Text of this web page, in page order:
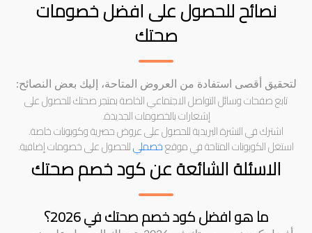
نصائح للحصول على افضل خصومات
صحتك
لتحقيق أقصى استفادة من العروض المتاحة، إليك بعض النصائح:
تابع صفحات وسائل التواصل الاجتماعي الخاصة بمتجر صحتك للحصول على
إشعارات بالخصومات الجديدة.
اشترك في النشرة البريدية للحصول على عروض حصرية وكوبونات خاصة.
استغل الكوبونات المتاحة في موقعخصمليللحصول على خصومات إضافية.
الاسئلة الشائعة عن كود خصم صحتك
ما هو افضل كود خصم صحتك في 2026؟